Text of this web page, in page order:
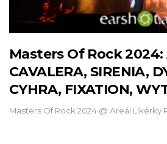
Masters Of Rock 2024:
CAVALERA, SIRENIA,
CYHRA, FIXATION,
Masters Of Rock 2024 @ Areál Likérky